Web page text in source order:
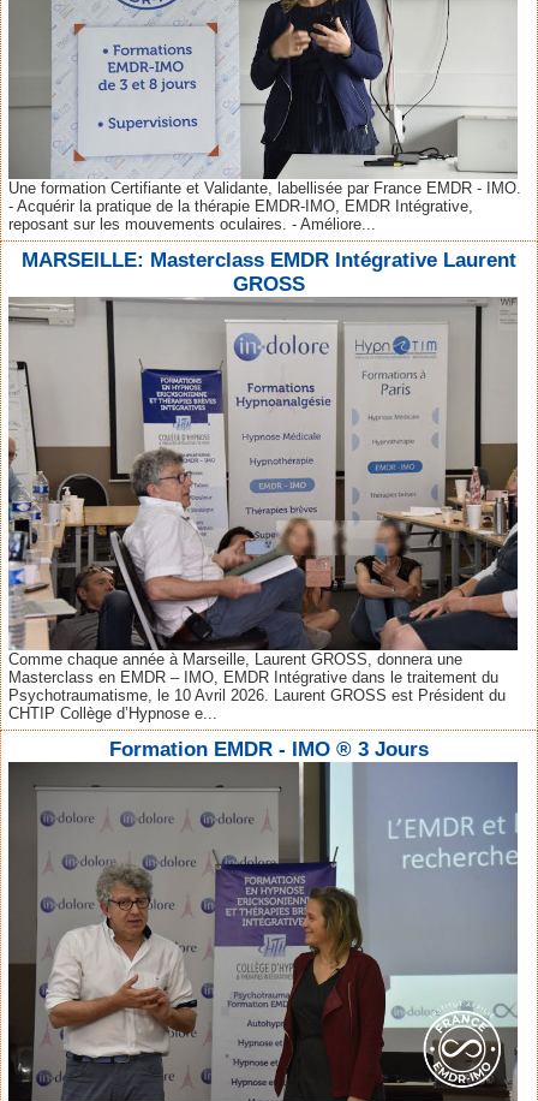
Une formation Certifiante et Validante, labellisée par France EMDR - IMO.
- Acquérir la pratique de la thérapie EMDR-IMO, EMDR Intégrative,
reposant sur les mouvements oculaires. - Améliore...
MARSEILLE: Masterclass EMDR Intégrative Laurent
GROSS
Comme chaque année à Marseille, Laurent GROSS, donnera une
Masterclass en EMDR – IMO, EMDR Intégrative dans le traitement du
Psychotraumatisme, le 10 Avril 2026. Laurent GROSS est Président du
CHTIP Collège d’Hypnose e...
Formation EMDR - IMO ® 3 Jours